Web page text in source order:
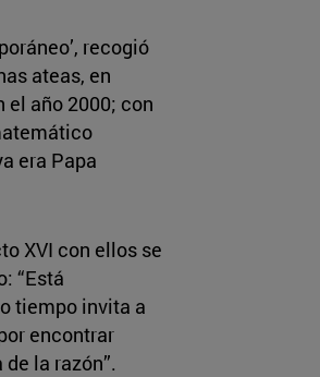
recogió
ateas, en
el año 2000; con
era Papa
XVI con ellos se
“Está
tiempo invita a
encontrar
la razón”.